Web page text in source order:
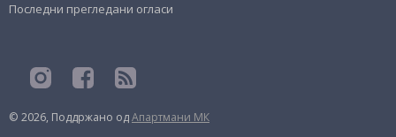
Последни прегледани огласи
© 2026, Поддржано одАпартмани МК